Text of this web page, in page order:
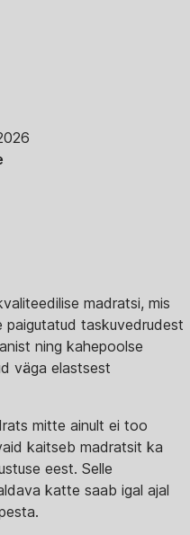
madratsi, mis
taskuvedrudest
ning kahepoolse
väga elastsest
mitte ainult ei too
kaitseb madratsit ka
eest. Selle
katte saab igal ajal